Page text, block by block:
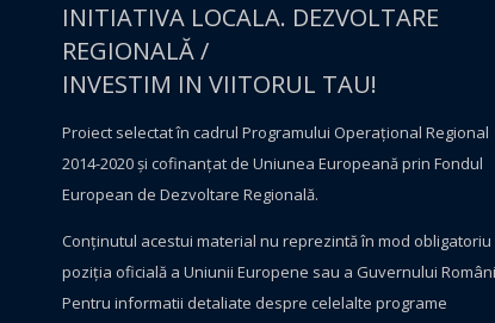
INITIATIVA LOCALA. DEZVOLTARE
REGIONALĂ /
INVESTIM IN VIITORUL TAU!
Proiect selectat în cadrul Programului Operațional Regional
2014-2020 și cofinanțat de Uniunea Europeană prin Fondul
European de Dezvoltare Regională.
Conţinutul acestui material nu reprezintă în mod obligatoriu
poziţia oficială a Uniunii Europene sau a Guvernului
Pentru informatii detaliate despre celelalte programe